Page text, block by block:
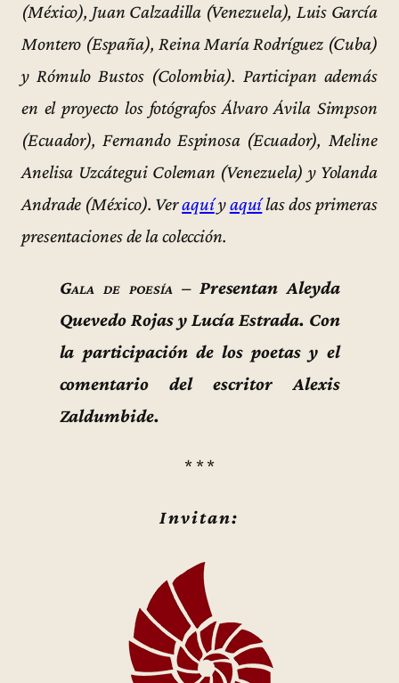
(México), Juan Calzadilla (Venezuela), Luis García
Montero (España), Reina María Rodríguez (Cuba)
y Rómulo Bustos (Colombia). Participan además
en el proyecto los fotógrafos Álvaro Ávila Simpson
(Ecuador), Fernando Espinosa (Ecuador), Meline
Anelisa Uzcátegui Coleman (Venezuela) y Yolanda
Andrade (México). Veraquíyaquílas dos primeras
presentaciones de la colección.
Gala de poesía – Presentan Aleyda
Quevedo Rojas y Lucía Estrada. Con
la participación de los poetas y el
comentario del escritor Alexis
Zaldumbide.
* * *
Invitan: